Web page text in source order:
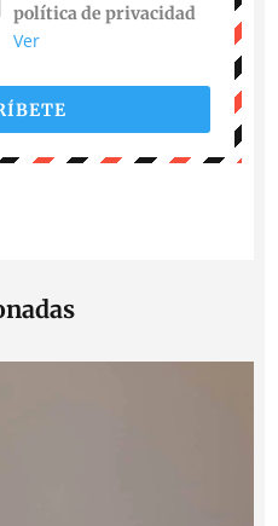
política de privacidad
Ver